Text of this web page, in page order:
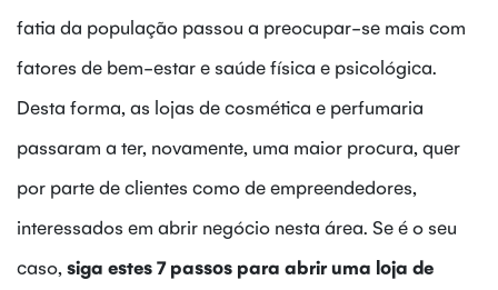
fatia da população passou a preocupar-se mais com
fatores de bem-estar e saúde física e psicológica.
Desta forma, as lojas de cosmética e perfumaria
passaram a ter, novamente, uma maior procura, quer
por parte de clientes como de empreendedores,
interessados em abrir negócio nesta área. Se é o seu
caso, siga estes 7 passos para abrir uma loja de